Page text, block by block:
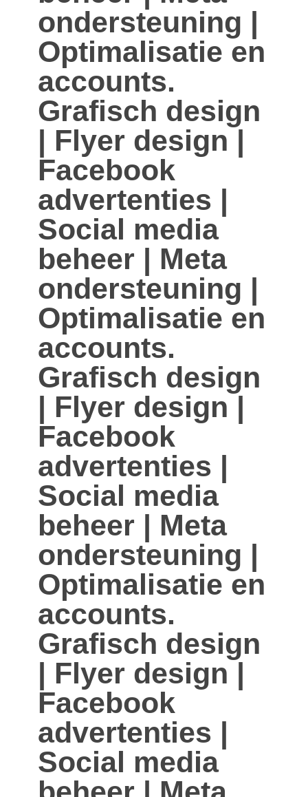
ondersteuning |
Optimalisatie en
accounts.
Grafisch design
| Flyer design |
Facebook
advertenties |
Social media
beheer | Meta
ondersteuning |
Optimalisatie en
accounts.
Grafisch design
| Flyer design |
Facebook
advertenties |
Social media
beheer | Meta
ondersteuning |
Optimalisatie en
accounts.
Grafisch design
| Flyer design |
Facebook
advertenties |
Social media